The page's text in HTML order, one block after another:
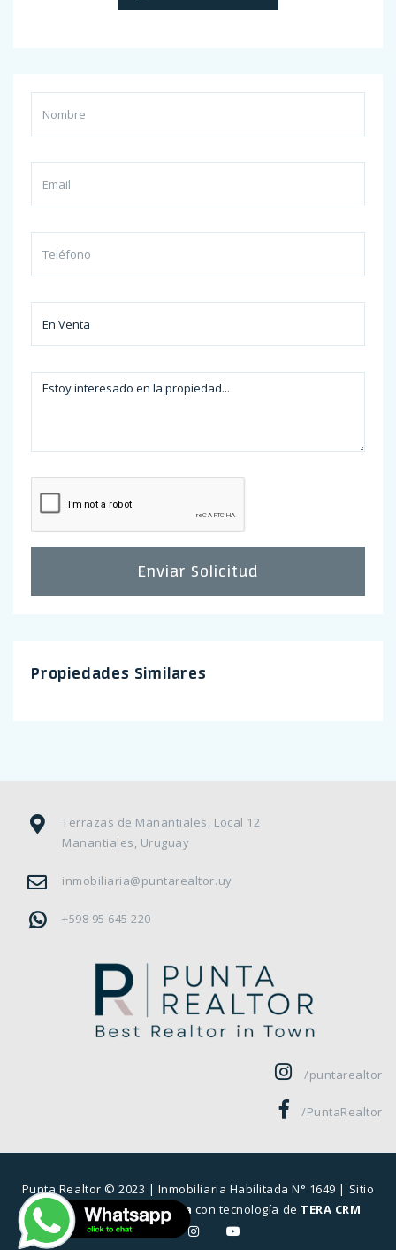
Enviar Solicitud
Propiedades Similares
Terrazas de Manantiales, Local 12
Manantiales, Uruguay
inmobiliaria@puntarealtor.uy
+598 95 645 220
/puntarealtor
/PuntaRealtor
Punta Realtor © 2023 | Inmobiliaria Habilitada N° 1649 | Sitio
desarrollado por
Sierra con tecnología de TERA CRM